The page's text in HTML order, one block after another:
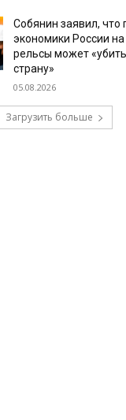
Собянин заявил, что
экономики России
рельсы может
страну»
05.08.2026
Загрузить больше